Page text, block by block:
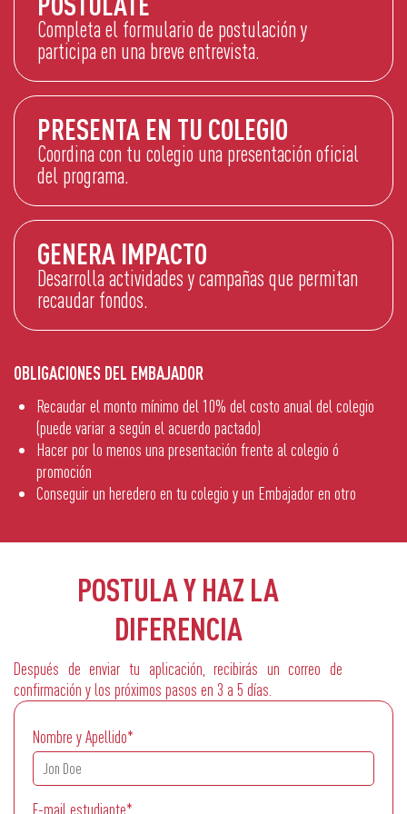
Completa el formulario de postulación y
participa en una breve entrevista.
PRESENTA EN TU COLEGIO
Coordina con tu colegio una presentación oficial
del programa.
GENERA IMPACTO
Desarrolla actividades y campañas que permitan
recaudar fondos.
OBLIGACIONES DEL EMBAJADOR
Recaudar el monto mínimo del 10% del costo anual del colegio
(puede variar a según el acuerdo pactado)
Hacer por lo menos una presentación frente al colegio ó
promoción
Conseguir un heredero en tu colegio y un Embajador en otro
POSTULA Y HAZ LA
DIFERENCIA
Después de enviar tu aplicación, recibirás un correo de
confirmación y los próximos pasos en 3 a 5 días.
Nombre y Apellido*
E-mail estudiante*